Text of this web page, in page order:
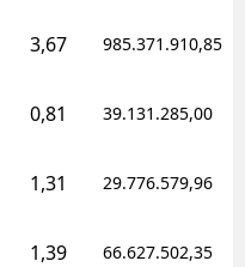
3,67 985.371.910,85
0,81 39.131.285,00
1,31 29.776.579,96
1,39 66.627.502,35